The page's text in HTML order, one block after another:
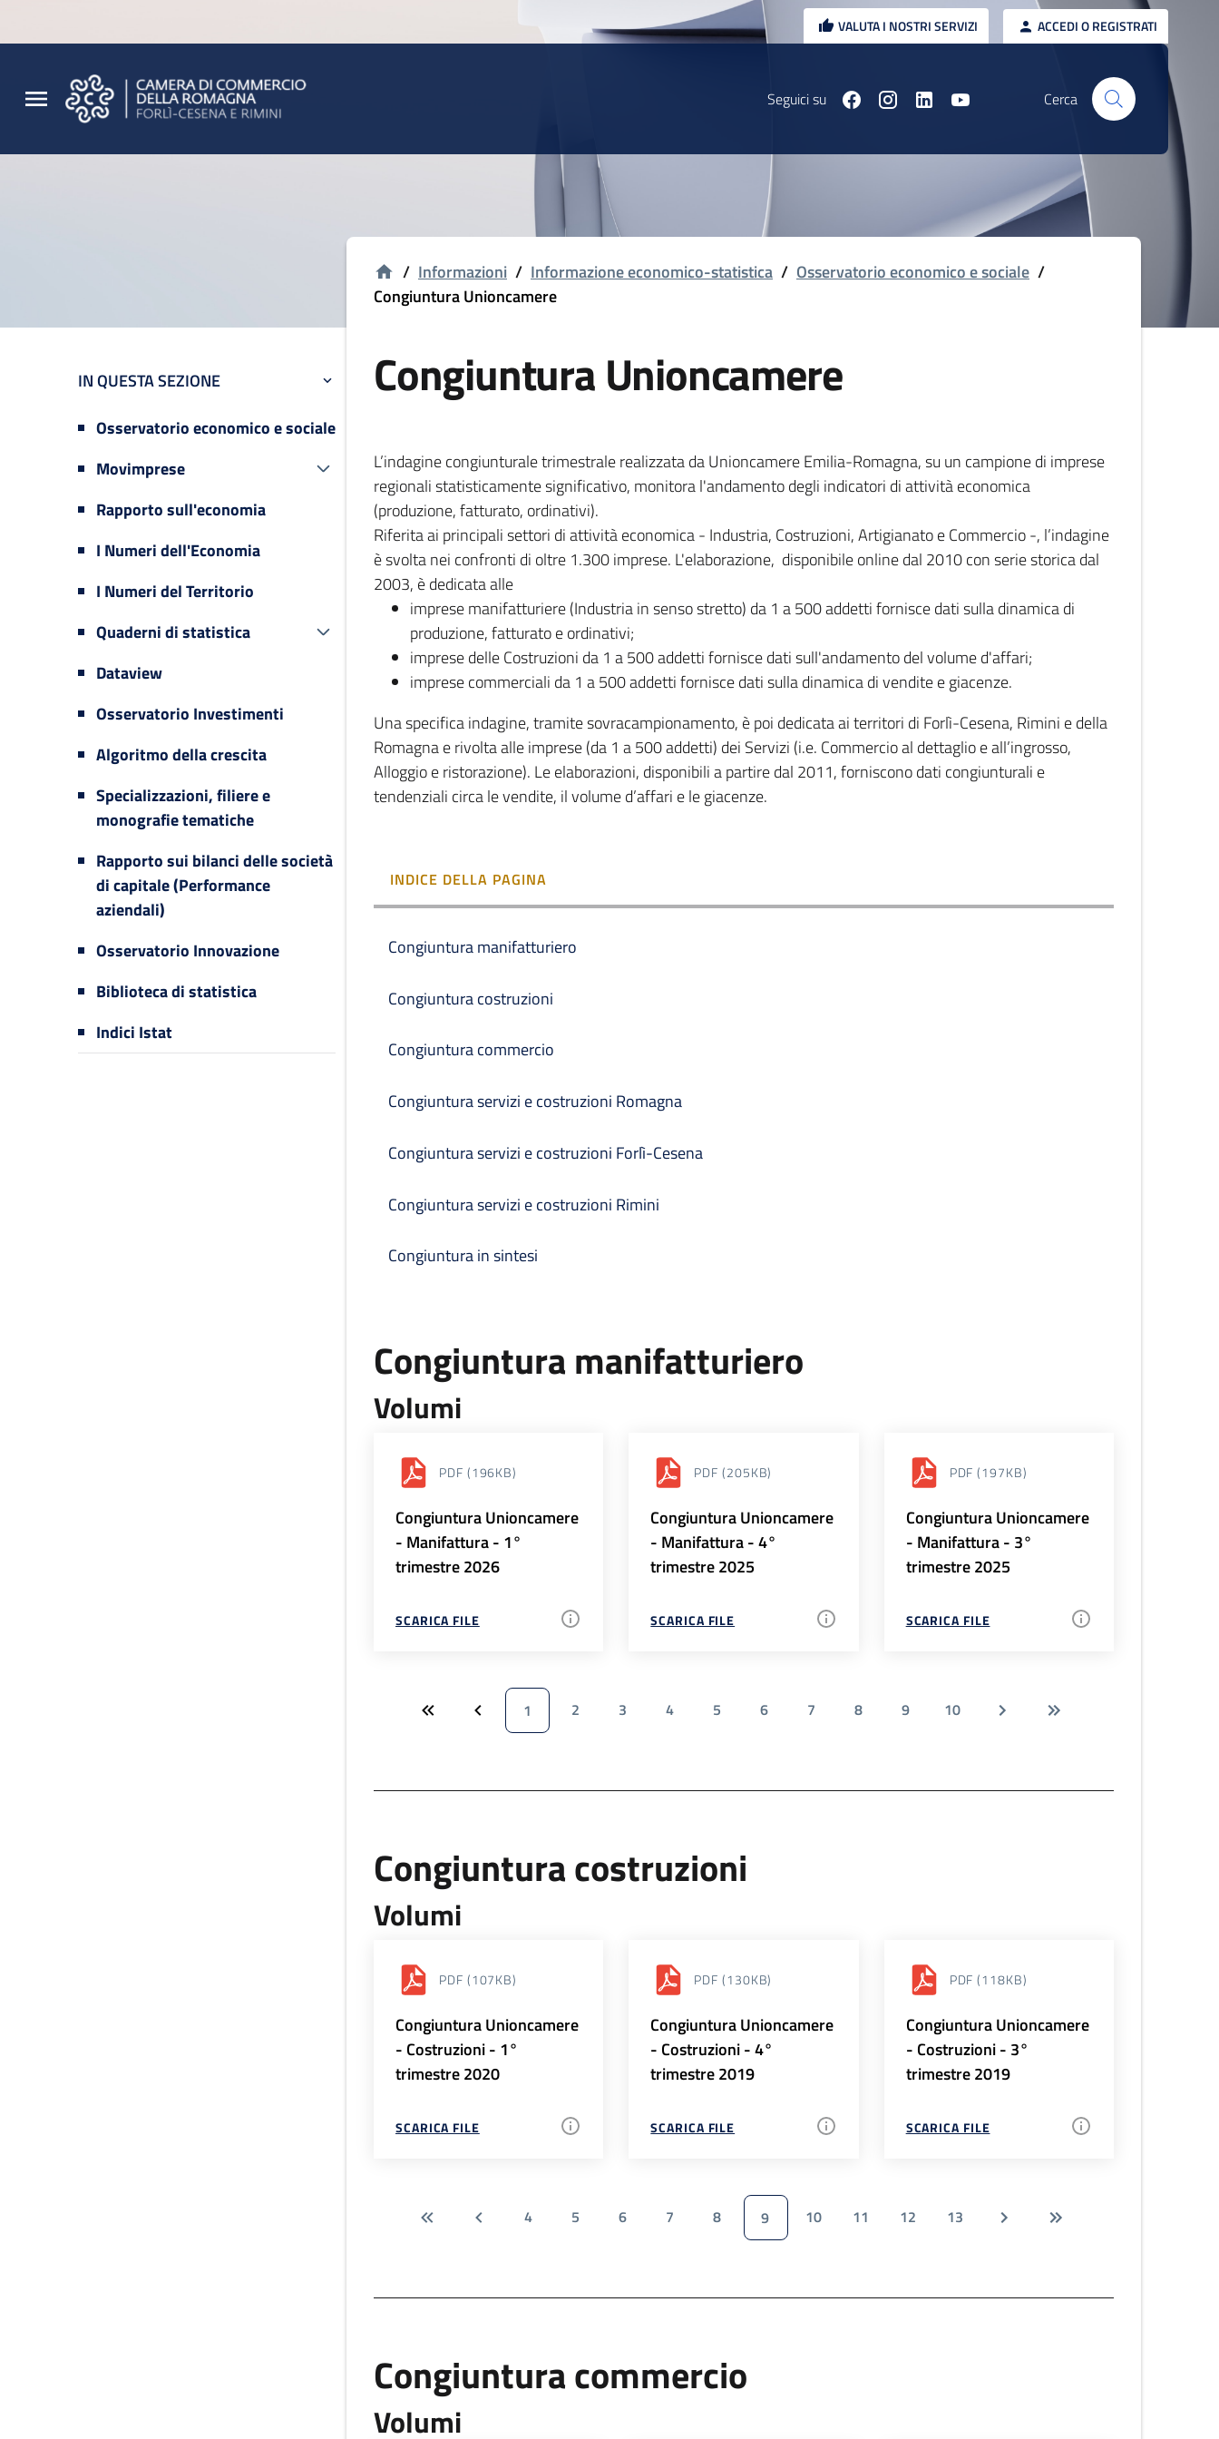
VALUTA I NOSTRI SERVIZI ACCEDI O REGISTRATI
Seguici su Cerca
IN QUESTA SEZIONE
Osservatorio economico e sociale
Movimprese
Rapporto sull'economia
I Numeri dell'Economia
I Numeri del Territorio
Quaderni di statistica
Dataview
Osservatorio Investimenti
Algoritmo della crescita
Specializzazioni, filiere e
monografie tematiche
Rapporto sui bilanci delle società
di capitale (Performance
aziendali)
Osservatorio Innovazione
Biblioteca di statistica
Indici Istat
/ Informazioni / Informazione economico-statistica / Osservatorio economico e sociale /
Congiuntura Unioncamere
Congiuntura Unioncamere
L’indagine congiunturale trimestrale realizzata da Unioncamere Emilia-Romagna, su un campione di imprese
regionali statisticamente significativo, monitora l'andamento degli indicatori di attività economica
(produzione, fatturato, ordinativi).
Riferita ai principali settori di attività economica - Industria, Costruzioni, Artigianato e Commercio -, l’indagine
è svolta nei confronti di oltre 1.300 imprese. L'elaborazione, disponibile online dal 2010 con serie storica dal
2003, è dedicata alle
imprese manifatturiere (Industria in senso stretto) da 1 a 500 addetti fornisce dati sulla dinamica di
produzione, fatturato e ordinativi;
imprese delle Costruzioni da 1 a 500 addetti fornisce dati sull'andamento del volume d'affari;
imprese commerciali da 1 a 500 addetti fornisce dati sulla dinamica di vendite e giacenze.
Una specifica indagine, tramite sovracampionamento, è poi dedicata ai territori di Forlì-Cesena, Rimini e della
Romagna e rivolta alle imprese (da 1 a 500 addetti) dei Servizi (i.e. Commercio al dettaglio e all’ingrosso,
Alloggio e ristorazione). Le elaborazioni, disponibili a partire dal 2011, forniscono dati congiunturali e
tendenziali circa le vendite, il volume d’affari e le giacenze.
INDICE DELLA PAGINA
Congiuntura manifatturiero
Congiuntura costruzioni
Congiuntura commercio
Congiuntura servizi e costruzioni Romagna
Congiuntura servizi e costruzioni Forlì-Cesena
Congiuntura servizi e costruzioni Rimini
Congiuntura in sintesi
Congiuntura manifatturiero
Volumi
PDF (196KB)
Congiuntura Unioncamere
- Manifattura - 1°
trimestre 2026
SCARICA FILE
PDF (205KB)
Congiuntura Unioncamere
- Manifattura - 4°
trimestre 2025
SCARICA FILE
PDF (197KB)
Congiuntura Unioncamere
- Manifattura - 3°
trimestre 2025
SCARICA FILE
1 2 3 4 5 6 7 8 9 10
Congiuntura costruzioni
Volumi
PDF (107KB)
Congiuntura Unioncamere
- Costruzioni - 1°
trimestre 2020
SCARICA FILE
PDF (130KB)
Congiuntura Unioncamere
- Costruzioni - 4°
trimestre 2019
SCARICA FILE
PDF (118KB)
Congiuntura Unioncamere
- Costruzioni - 3°
trimestre 2019
SCARICA FILE
4 5 6 7 8 9 10 11 12 13
Congiuntura commercio
Volumi